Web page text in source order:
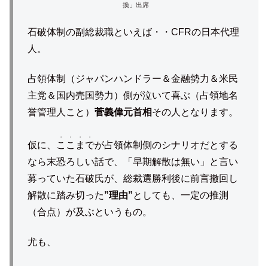
換」出席
石破体制の副総裁職といえば・・CFRの日本代理
人。
占領体制（ジャパンハンドラー＆金融勢力＆米民
主党＆国内売国勢力）側が泣いて喜ぶ（占領地名
誉管理人こと） 菅義偉元首相その人となります。
仮に、 ここまで
・・・・
が占領体制側のシナリオだとする
なら末恐ろしい話で、「早期解散は無い」と言い
募っていた石破氏が、総裁選勝利後に前言撤回し
解散に踏み切った”理由”としても、一定の推測
（合点）が及ぶというもの。
尤も、